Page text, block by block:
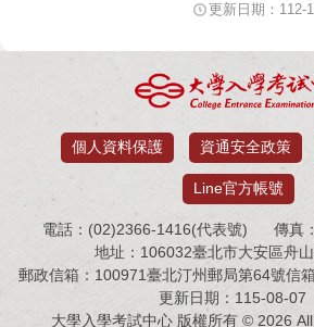
更新日期：112-
個人資料保護 資通安全政策
Line官方帳號
電話：(02)2366-1416(代表號)
傳真
地址：106032臺北市大安區舟
郵政信箱：100971臺北汀州郵局第64號信
更新日期：115-08-07
大學入學考試中心 版權所有 © 2026